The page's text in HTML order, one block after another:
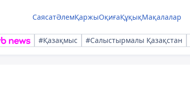
СаясатӘлемҚаржыОқиғаҚұқықМақалалар
#Қазақмыс #Салыстырмалы Қазақстан